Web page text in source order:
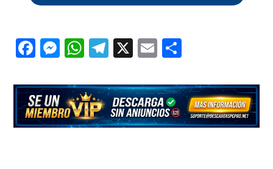
F
e
b
o
M
se
n
g
W
at
s
A
T
e
gr
a
X E
ai
l
m
p
ar